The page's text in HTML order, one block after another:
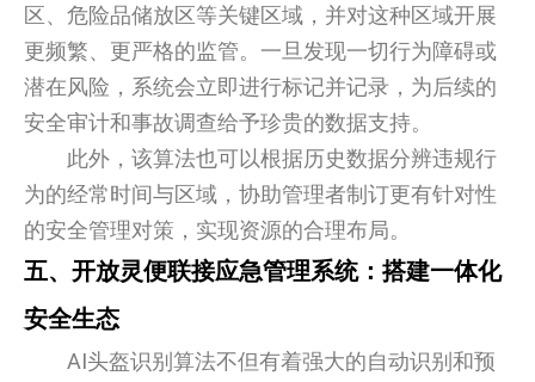
区、危险品储放区等关键区域，并对这种区域开展
更频繁、更严格的监管。一旦发现一切行为障碍或
潜在风险，系统会立即进行标记并记录，为后续的
安全审计和事故调查给予珍贵的数据支持。
此外，该算法也可以根据历史数据分辨违规行
为的经常时间与区域，协助管理者制订更有针对性
的安全管理对策，实现资源的合理布局。
五、开放灵便联接应急管理系统：搭建一体化
安全生态
AI头盔识别算法不但有着强大的自动识别和预